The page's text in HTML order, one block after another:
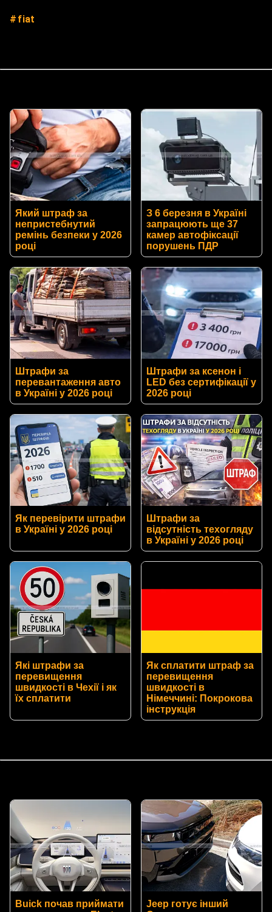
fiat
Який штраф за
непристебнутий
ремінь безпеки у 2026
році
З 6 березня в Україні
запрацюють ще 37
камер автофіксації
порушень ПДР
Штрафи за
перевантаження авто
в Україні у 2026 році
Штрафи за ксенон і
LED без сертифікації у
2026 році
Як перевірити штрафи
в Україні у 2026 році
Штрафи за
відсутність техогляду
в Україні у 2026 році
Які штрафи за
перевищення
швидкості в Чехії і як
їх сплатити
Як сплатити штраф за
перевищення
швидкості в
Німеччині: Покрокова
інструкція
Buick почав приймати
Jeep готує інший